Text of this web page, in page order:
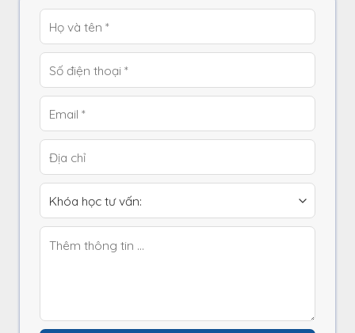
3 chức năng chính như sau :
Điều khiển vị trí : Khi sử dụng chức năng này, ta dùng
phương pháp xuất xung PTO để điều khiển
Điều khiển tốc độ : Khi sử dụng chức năng này ta
dùng tín hiệu analog để điều khiển
Điều khiển mô-men : Khi sử dụng chức năng này ta
cũng dùng tín hiệu analog
Ứng dụng của AC servo